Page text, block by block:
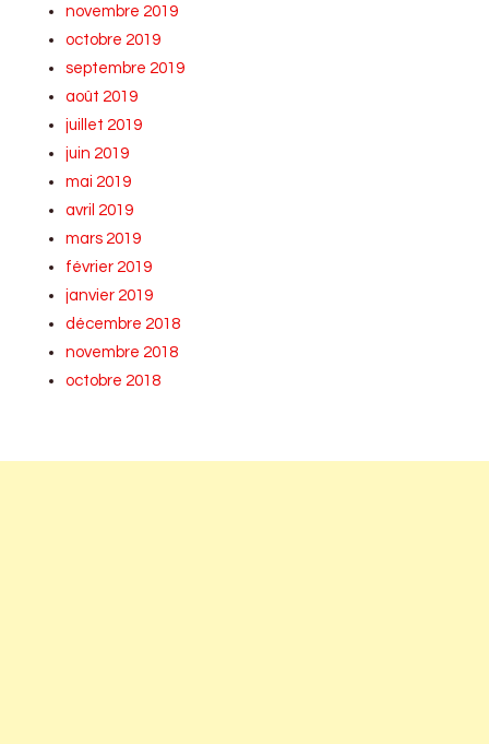
novembre 2019
octobre 2019
septembre 2019
août 2019
juillet 2019
juin 2019
mai 2019
avril 2019
mars 2019
février 2019
janvier 2019
décembre 2018
novembre 2018
octobre 2018